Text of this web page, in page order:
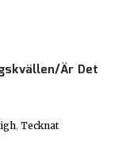
Är Det
, Tecknat